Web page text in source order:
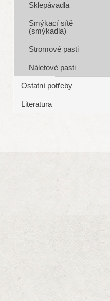
Sklepávadla
Smýkací sítě
(smýkadla)
Stromové pasti
Náletové pasti
Ostatní potřeby
Literatura